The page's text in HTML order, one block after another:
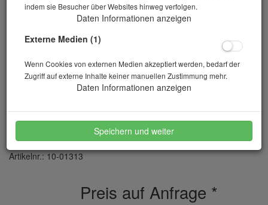
Weithalsflasche Kunststoff PE-LD 1000 ml
Artikelnr.: 10-01313
Preis auf Anfrage *
indem sie Besucher über Websites hinweg verfolgen.
Daten Informationen anzeigen
Externe Medien (1)
Wenn Cookies von externen Medien akzeptiert werden, bedarf der
Zugriff auf externe Inhalte keiner manuellen Zustimmung mehr.
Daten Informationen anzeigen
Speichern und weiter